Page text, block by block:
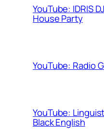
YouTube: IDRIS
House Party
YouTube: Radio
YouTube:
Black English